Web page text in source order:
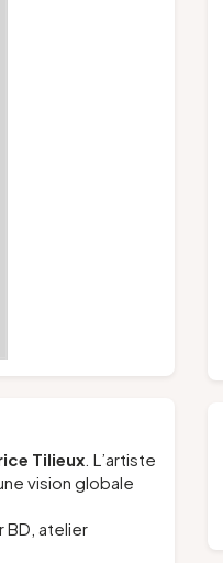
Tilieux . L’artiste
vision globale
BD, atelier